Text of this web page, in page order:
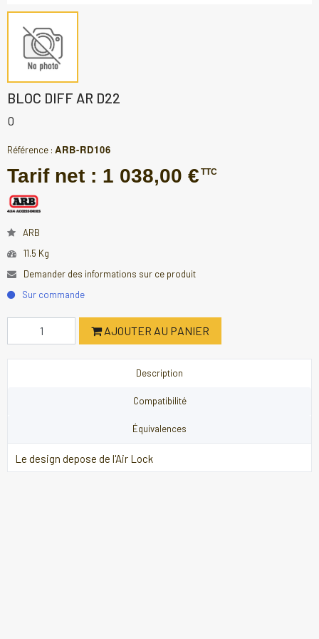
BLOC DIFF AR D22
0
Référence : ARB-RD106
Tarif net : 1 038,00 € TTC
ARB
11.5 Kg
Demander des informations sur ce produit
Sur commande
AJOUTER AU PANIER
Description
Compatibilité
Équivalences
Le design depose de l'Air Lock